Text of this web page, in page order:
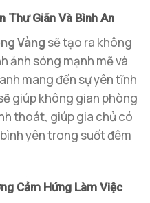
Thư Giãn Và Bình An
Vàng sẽ tạo ra không
ảnh sóng mạnh mẽ và
mang đến sự yên tĩnh
giúp không gian phòng
thoát, giúp gia chủ có
yên trong suốt đêm
Cảm Hứng Làm Việc